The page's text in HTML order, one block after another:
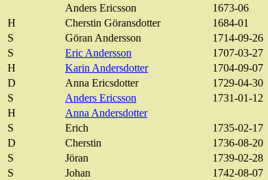
Anders Ericsson
1673-06
H
Cherstin Göransdotter 1684-01
S
Göran Andersson 1714-09-26
S
EricAndersson 1707-03-27
H
Karin Andersdotter 1704-09-07
D
Anna Ericsdotter
1729-04-30
S
Anders Ericsson
1731-01-12
H
Anna Andersdotter
S
Erich 1735-02-17
D
Cherstin
1736-08-20
S
Jöran
1739-02-28
S
Johan
1742-08-07